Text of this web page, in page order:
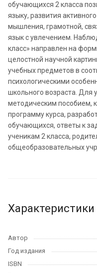
обучающихся 2 класса
языку, развития
мышления, грамотной,
язык с увлечением.
класс» направлен на
целостной научной
учебных предметов в
психологическими
школьного возраста. Для
методическим пособием,
программу курса,
обучающихся, ответы к
ученикам 2 класса,
общеобразовательных
Характеристики
Автор
Год издания
ISBN